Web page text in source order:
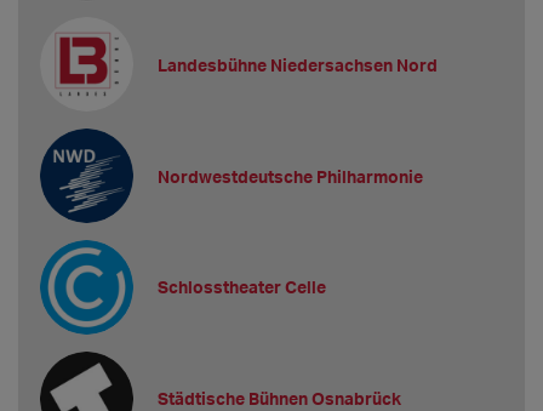
Landesbühne Niedersachsen Nord
Nordwestdeutsche Philharmonie
Schlosstheater Celle
Städtische Bühnen Osnabrück